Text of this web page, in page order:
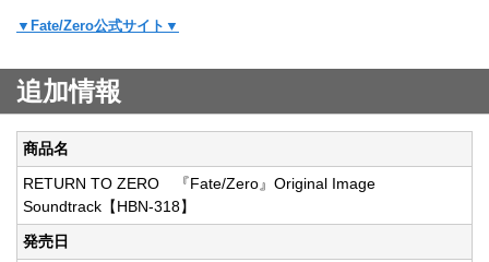
▼Fate/Zero公式サイト▼
追加情報
商品名
RETURN TO ZERO 『Fate/Zero』Original Image
Soundtrack【HBN-318】
発売日